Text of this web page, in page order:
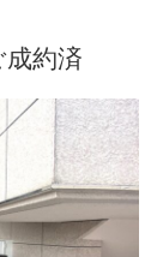
約済